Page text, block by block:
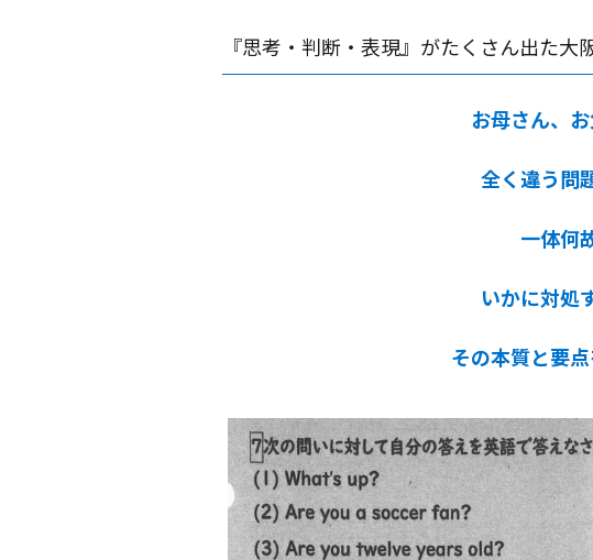
『思考・判断・表現』がたくさん出た大
お母さん、
全く違う問
一体何
いかに対処
その本質と要